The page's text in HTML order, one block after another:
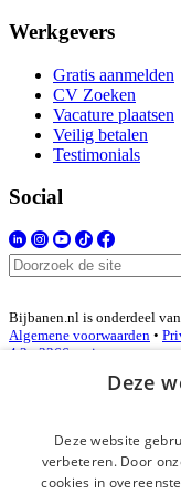
Werkgevers
Gratis aanmelden
CV Zoeken
Vacature plaatsen
Veilig betalen
Testimonials
Social
Bijbanen.nl is onderdeel
Algemene voorwaarden •
4.3 - 3366 reviews
Inloggen als
*
Deze
Deze website
verbeteren. Door
cookies in